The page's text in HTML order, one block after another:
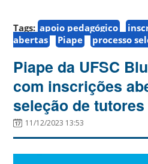
Tags: apoio pedagógico
abertas
Piape processo
Piape da UFSC
com inscrições
seleção de tutores
11/12/2023 13:53